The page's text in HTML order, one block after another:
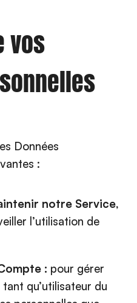
vos
Données
:
notre Service,
l’utilisation de
: pour gérer
qu’utilisateur du